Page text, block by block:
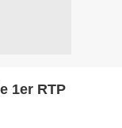
1er RTP